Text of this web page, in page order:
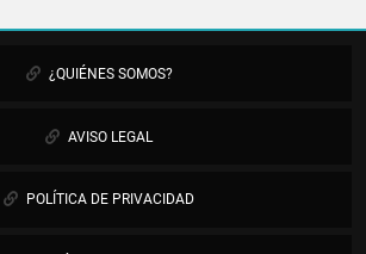
¿QUIÉNES SOMOS?
AVISO LEGAL
POLÍTICA DE PRIVACIDAD